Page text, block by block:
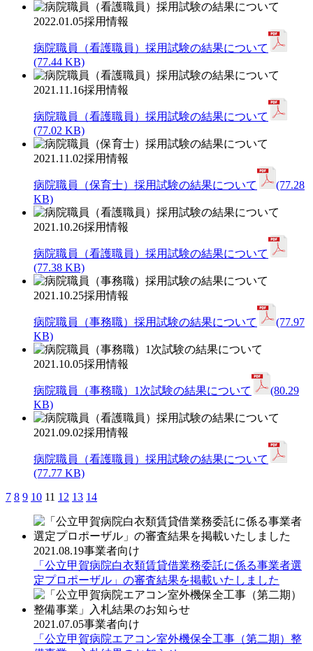
2022.01.05採用情報
病院職員（看護職員）採用試験の結果について
(77.44 KB)
2021.11.16採用情報
病院職員（看護職員）採用試験の結果について
(77.02 KB)
2021.11.02採用情報
病院職員（保育士）採用試験の結果について
(77.28
KB)
2021.10.26採用情報
病院職員（看護職員）採用試験の結果について
(77.38 KB)
2021.10.25採用情報
病院職員（事務職）採用試験の結果について
(77.97
KB)
2021.10.05採用情報
病院職員（事務職）1次試験の結果について
(80.29
KB)
2021.09.02採用情報
病院職員（看護職員）採用試験の結果について
(77.77 KB)
7 8 9 10 11 12 13 14
2021.08.19事業者向け
「公立甲賀病院白衣類賃貸借業務委託に係る事業者選
定プロポーザル」の審査結果を掲載いたしました
2021.07.05事業者向け
「公立甲賀病院エアコン室外機保全工事（第二期）整